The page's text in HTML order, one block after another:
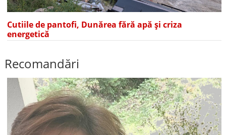
Cutiile de pantofi, Dunărea fără apă și criza
energetică
Recomandări